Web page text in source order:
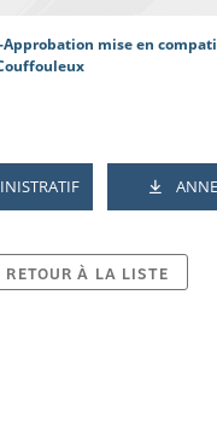
Approbation mise en
RETOUR À LA LISTE